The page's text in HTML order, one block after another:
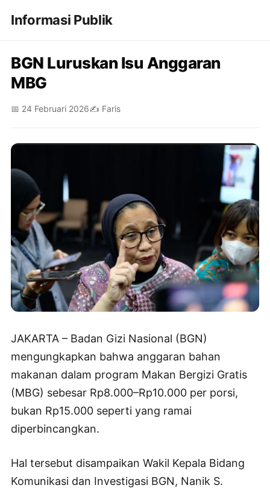
Informasi Publik
BGN Luruskan Isu Anggaran
MBG
📅 24 Februari 2026✍️ Faris
JAKARTA – Badan Gizi Nasional (BGN)
mengungkapkan bahwa anggaran bahan
makanan dalam program Makan Bergizi Gratis
(MBG) sebesar Rp8.000–Rp10.000 per porsi,
bukan Rp15.000 seperti yang ramai
diperbincangkan.
Hal tersebut disampaikan Wakil Kepala Bidang
Komunikasi dan Investigasi BGN, Nanik S.